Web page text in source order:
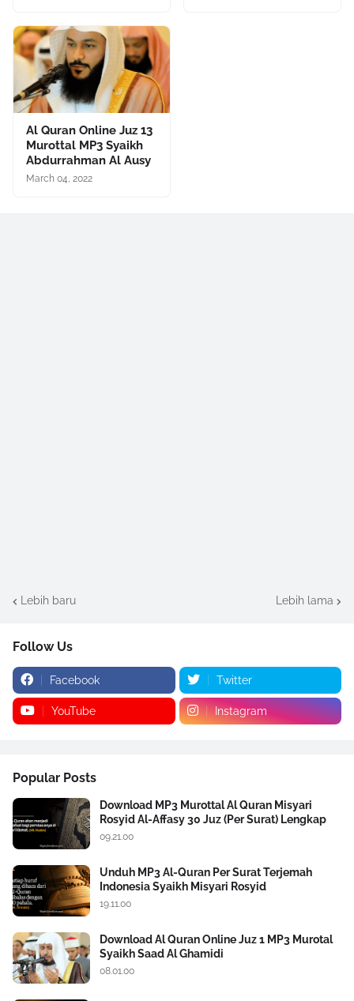
Al Quran Online Juz 13
Murottal MP3 Syaikh
Abdurrahman Al Ausy
March 04, 2022
Lebih baru Lebih lama
Follow Us
Facebook Twitter
YouTube Instagram
Popular Posts
Download MP3 Murottal Al Quran Misyari
Rosyid Al-Affasy 30 Juz (Per Surat) Lengkap
09.21.00
Unduh MP3 Al-Quran Per Surat Terjemah
Indonesia Syaikh Misyari Rosyid
19.11.00
Download Al Quran Online Juz 1 MP3 Murotal
Syaikh Saad Al Ghamidi
08.01.00